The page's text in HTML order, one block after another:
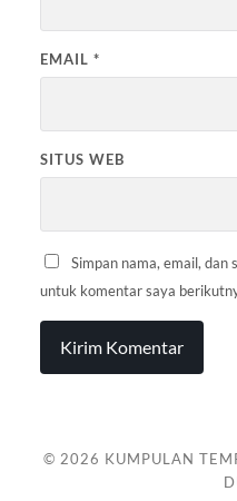
EMAIL *
SITUS WEB
Simpan nama, email, dan
untuk komentar saya
© 2026 KUMPULAN